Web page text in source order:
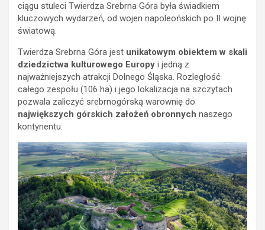
ciągu stuleci Twierdza Srebrna Góra była świadkiem
kluczowych wydarzeń, od wojen napoleońskich po II wojnę
światową.
Twierdza Srebrna Góra jest unikatowym obiektem w skali
dziedzictwa kulturowego Europy i jedną z
najważniejszych atrakcji Dolnego Śląska. Rozległość
całego zespołu (106 ha) i jego lokalizacja na szczytach
pozwala zaliczyć srebrnogórską warownię do
największych górskich założeń obronnych naszego
kontynentu.